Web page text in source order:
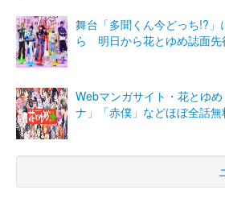
舞台「多聞くん今どっち!?
ら 明日から花とゆめ誌⾯先
Webマンガサイト・花とゆ
ナ」「赤僕」などほぼ全話無